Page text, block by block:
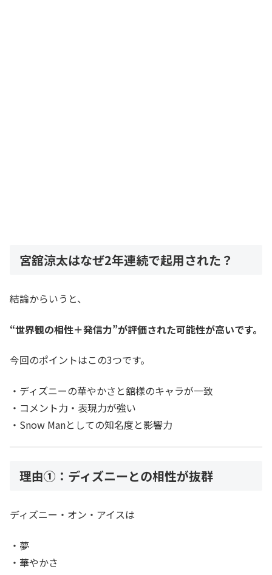
宮舘涼太はなぜ2年連続で起用された？
結論からいうと、
“世界観の相性＋発信力”が評価された可能性が高いです。
今回のポイントはこの3つです。
・ディズニーの華やかさと舘様のキャラが一致
・コメント力・表現力が強い
・Snow Manとしての知名度と影響力
理由①：ディズニーとの相性が抜群
ディズニー・オン・アイスは
・夢
・華やかさ